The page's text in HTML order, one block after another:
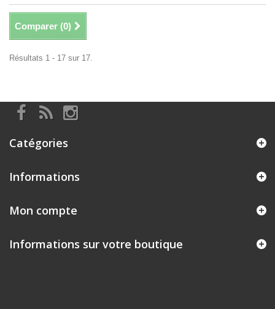
Comparer (0)
Résultats 1 - 17 sur 17.
Catégories
Informations
Mon compte
Informations sur votre boutique